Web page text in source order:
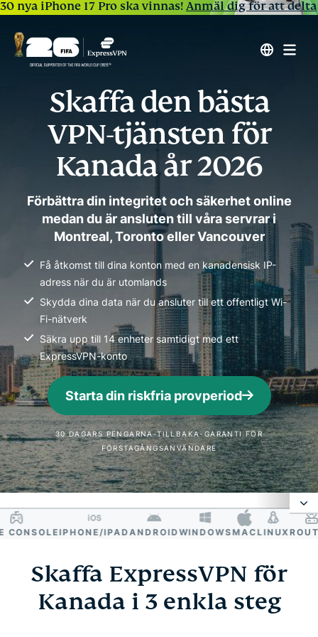
30 nya iPhone 17 Pro ska vinnas!Anmäl dig för att delta
Skaffa den bästa
VPN-tjänsten för
Kanada år 2026
Förbättra din integritet och säkerhet online
medan du är ansluten till våra servrar i
Montreal, Toronto eller Vancouver
Få åtkomst till dina konton med en kanadensisk IP-
adress när du är utomlands
Skydda dina data när du ansluter till ett offentligt Wi-
Fi-nätverk
Säkra upp till 14 enheter samtidigt med ett
ExpressVPN-konto
Starta din riskfria provperiod
30 DAGARS PENGARNA-TILLBAKA-GARANTI FÖR
FÖRSTAGÅNGSANVÄNDARE
Varför använda en VPN Kanada?
Hur man får en kanadensisk IP-adress
IPHONE/IPADANDROIDWINDOWSMACLINUXROUTER
Skaffa ExpressVPN för
Kanada i 3 enkla steg